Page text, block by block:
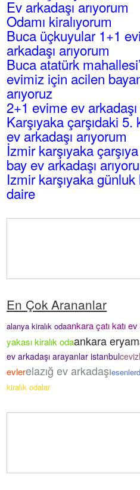
Ev arkadaşı arıyorum
Odamı kiralıyorum
Buca üçkuyular 1+1
arkadaşı arıyorum
Buca atatürk
evimiz için acilen
arıyoruz
2+1 evime ev arkadaşı
Karşıyaka çarşıdaki
ev arkadaşı arıyorum
İzmir karşıyaka
bay ev arkadaşı
Izmir karşıyaka
daire
En Çok Arananlar
alanya kiralık odaankara çatı katı
yakası kiralık odaankara
ev arkadaşı arayanlar istanbul
evlerelazığ ev arkadaşı
kiralık odalar